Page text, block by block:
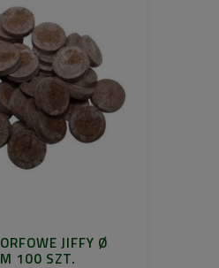
JIFFY Ø
100 SZT.